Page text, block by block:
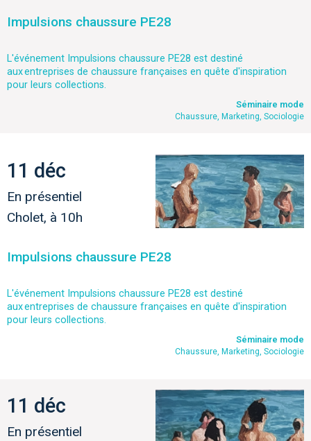
Impulsions chaussure PE28
L'événement Impulsions chaussure PE28 est destiné
aux entreprises de chaussure françaises en quête d'inspiration
pour leurs collections.
Séminaire mode
Chaussure, Marketing, Sociologie
11 déc
En présentiel
Cholet, à 10h
Impulsions chaussure PE28
L'événement Impulsions chaussure PE28 est destiné
aux entreprises de chaussure françaises en quête d'inspiration
pour leurs collections.
Séminaire mode
Chaussure, Marketing, Sociologie
11 déc
En présentiel